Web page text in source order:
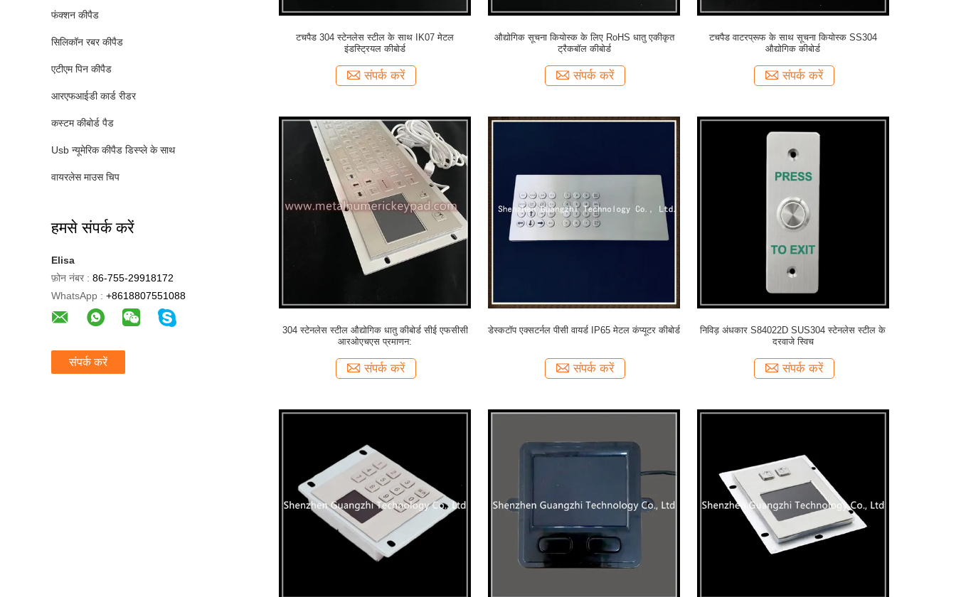
फंक्शन कीपैड
सिलिकॉन रबर कीपैड
एटीएम पिन कीपैड
आरएफआईडी कार्ड रीडर
कस्टम कीबोर्ड पैड
Usb न्यूमेरिक कीपैड डिस्प्ले के साथ
वायरलेस माउस चिप
हमसे संपर्क करें
Elisa
फ़ोन नंबर : 86-755-29918172
WhatsApp : +8618807551088
संपर्क करें
टचपैड 304 स्टेनलेस स्टील के साथ IK07 मेटल
इंडस्ट्रियल कीबोर्ड
संपर्क करें
औद्योगिक सूचना कियोस्क के लिए RoHS धातु एकीकृत
ट्रैकबॉल कीबोर्ड
संपर्क करें
टचपैड वाटरप्रूफ के साथ सूचना कियोस्क SS304
औद्योगिक कीबोर्ड
संपर्क करें
304 स्टेनलेस स्टील औद्योगिक धातु कीबोर्ड सीई एफसीसी
आरओएचएस प्रमाणन:
संपर्क करें
डेस्कटॉप एक्सटर्नल पीसी वायर्ड IP65 मेटल कंप्यूटर कीबोर्ड
संपर्क करें
निविड़ अंधकार S84022D SUS304 स्टेनलेस स्टील के
दरवाजे स्विच
संपर्क करें